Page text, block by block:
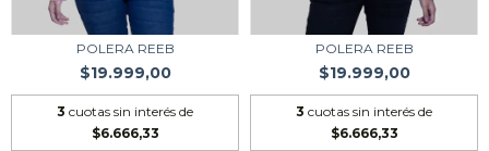
POLERA REEB
$19.999,00
3 cuotas sin interés de
$6.666,33
POLERA REEB
$19.999,00
3 cuotas sin interés de
$6.666,33